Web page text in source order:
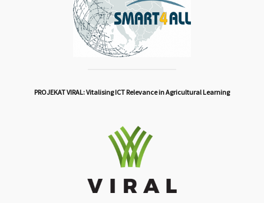
PROJEKAT VIRAL: Vitalising ICT Relevance in Agricultural Learning